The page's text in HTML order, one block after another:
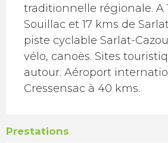
traditionnelle régionale. A
Souillac et 17 kms de
piste cyclable Sarlat-
vélo, canoës. Sites
autour. Aéroport
Cressensac à 40 kms.
Prestations